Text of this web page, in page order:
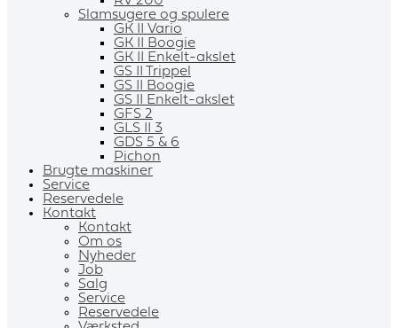
Slamsugere og spulere
GK II Vario
GK II Boogie
GK II Enkelt-akslet
GS II Trippel
GS II Boogie
GS II Enkelt-akslet
GFS 2
GLS II 3
GDS 5 & 6
Pichon
Brugte maskiner
Service
Reservedele
Kontakt
Kontakt
Om os
Nyheder
Job
Salg
Service
Reservedele